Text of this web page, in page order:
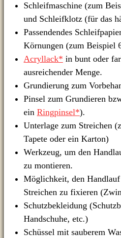
Schleifmaschine (zum
und Schleifklotz (für das
Passendendes
Körnungen (zum Beispiel
Acryllack* in bunt oder
ausreichender Menge.
Grundierung zum
Pinsel zum Grundieren
ein Ringpinsel*).
Unterlage zum Streichen
Tapete oder ein Karton)
Werkzeug, um den
zu montieren.
Möglichkeit, den
Streichen zu fixieren
Schutzbekleidung
Handschuhe, etc.)
Schüssel mit sauberem